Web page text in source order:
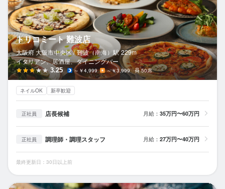
トリコミート 難波店
大阪府 大阪市中央区 / 難波（南海）駅 229m
イタリアン、居酒屋、ダイニングバー
3.25 ～￥4,999 ～￥3,999 50席
ネイルOK 新卒歓迎
正社員 店長候補 月給： 35万円〜60万円
正社員 調理師・調理スタッフ 月給： 27万円〜40万円
最終更新日：30日以上前